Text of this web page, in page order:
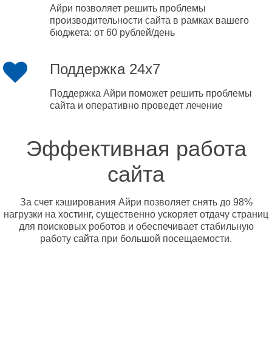
Айри позволяет решить проблемы
производительности сайта в рамках вашего
бюджета: от 60 рублей/день
Поддержка 24x7
Поддержка Айри поможет решить проблемы
сайта и оперативно проведет лечение
Эффективная работа
сайта
За счет кэширования Айри позволяет снять до 98%
нагрузки на хостинг, существенно ускоряет отдачу страниц
для поисковых роботов и обеспечивает стабильную
работу сайта при большой посещаемости.